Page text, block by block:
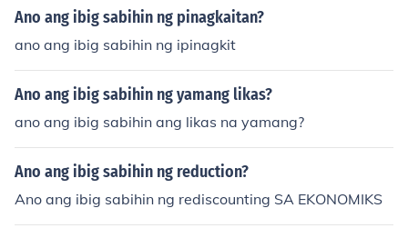
Ano ang ibig sabihin ng pinagkaitan?
ano ang ibig sabihin ng ipinagkit
Ano ang ibig sabihin ng yamang likas?
ano ang ibig sabihin ang likas na yamang?
Ano ang ibig sabihin ng reduction?
Ano ang ibig sabihin ng rediscounting SA EKONOMIKS